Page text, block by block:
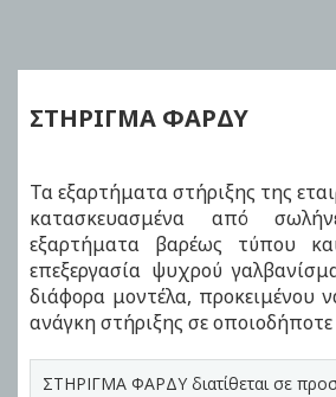
beginning
the
ΣΤΗΡΙΓΜΑ ΦΑΡΔΥ
Τα εξαρτήματα στήριξης της
κατασκευασμένα από
εξαρτήματα βαρέως τύπου
επεξεργασία ψυχρού
διάφορα μοντέλα, προκειμένου
ανάγκη στήριξης σε οποιοδήποτε
ΣΤΗΡΙΓΜΑ ΦΑΡΔΥ διατίθεται σε